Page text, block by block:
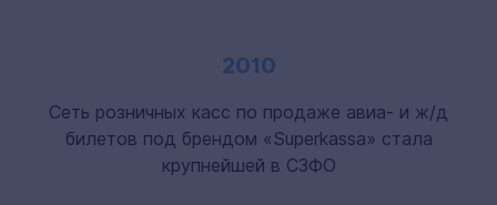
2010
Сеть розничных касс по продаже авиа- и ж/д
билетов под брендом «Superkassa» стала
крупнейшей в СЗФО